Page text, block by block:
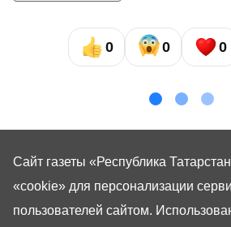
0 0 0
Сайт газеты «Республика
«cookie» для персонализации
пользователей сайтом.